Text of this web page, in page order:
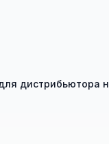
дистрибьютора